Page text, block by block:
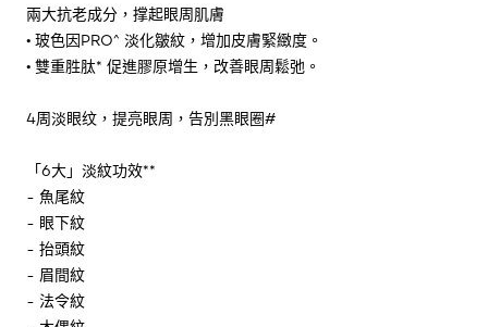
兩大抗老成分，撑起眼周肌膚
• 玻色因PRO^ 淡化皺紋，增加皮膚緊緻度。
• 雙重胜肽* 促進膠原增生，改善眼周鬆弛。
4周淡眼纹，提亮眼周，告別黑眼圈#
「6大」淡紋功效**
- 魚尾紋
- 眼下紋
- 抬頭紋
- 眉間紋
- 法令紋